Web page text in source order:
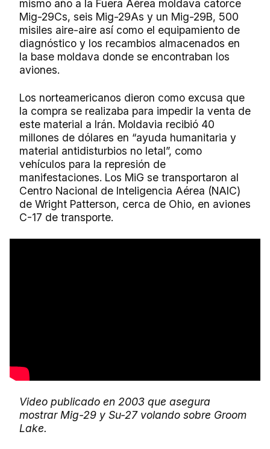
mismo año a la Fuera Aérea moldava catorce
Mig-29Cs, seis Mig-29As y un Mig-29B, 500
misiles aire-aire así como el equipamiento de
diagnóstico y los recambios almacenados en
la base moldava donde se encontraban los
aviones.
Los norteamericanos dieron como excusa que
la compra se realizaba para impedir la venta de
este material a Irán. Moldavia recibió 40
millones de dólares en “ayuda humanitaria y
material antidisturbios no letal”, como
vehículos para la represión de
manifestaciones. Los MiG se transportaron al
Centro Nacional de Inteligencia Aérea (NAIC)
de Wright Patterson, cerca de Ohio, en aviones
C-17 de transporte.
Video publicado en 2003 que asegura
mostrar Mig-29 y Su-27 volando sobre Groom
Lake.